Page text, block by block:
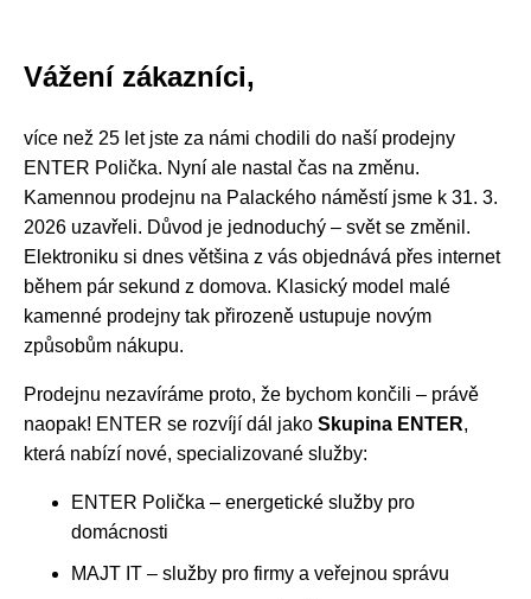
Vážení zákazníci,
více než 25 let jste za námi chodili do naší prodejny
ENTER Polička. Nyní ale nastal čas na změnu.
Kamennou prodejnu na Palackého náměstí jsme k 31. 3.
2026 uzavřeli. Důvod je jednoduchý – svět se změnil.
Elektroniku si dnes většina z vás objednává přes internet
během pár sekund z domova. Klasický model malé
kamenné prodejny tak přirozeně ustupuje novým
způsobům nákupu.
Prodejnu nezavíráme proto, že bychom končili – právě
naopak! ENTER se rozvíjí dál jako Skupina ENTER,
která nabízí nové, specializované služby:
ENTER Polička – energetické služby pro
domácnosti
MAJT IT – služby pro firmy a veřejnou správu